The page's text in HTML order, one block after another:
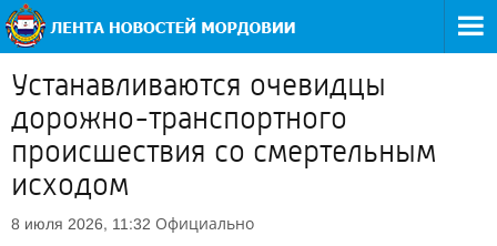
Устанавливаются очевидцы
дорожно-транспортного
происшествия со смертельным
исходом
8 июля 2026, 11:32 Официально